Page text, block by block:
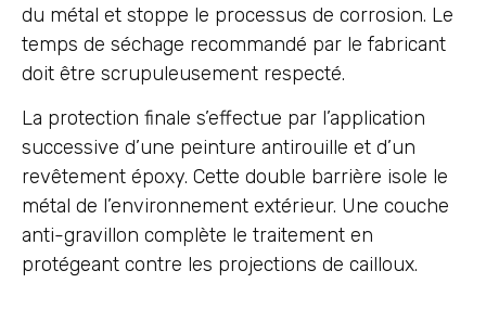
du métal et stoppe le processus de corrosion. Le
temps de séchage recommandé par le fabricant
doit être scrupuleusement respecté.
La protection finale s’effectue par l’application
successive d’une peinture antirouille et d’un
revêtement époxy. Cette double barrière isole le
métal de l’environnement extérieur. Une couche
anti-gravillon complète le traitement en
protégeant contre les projections de cailloux.